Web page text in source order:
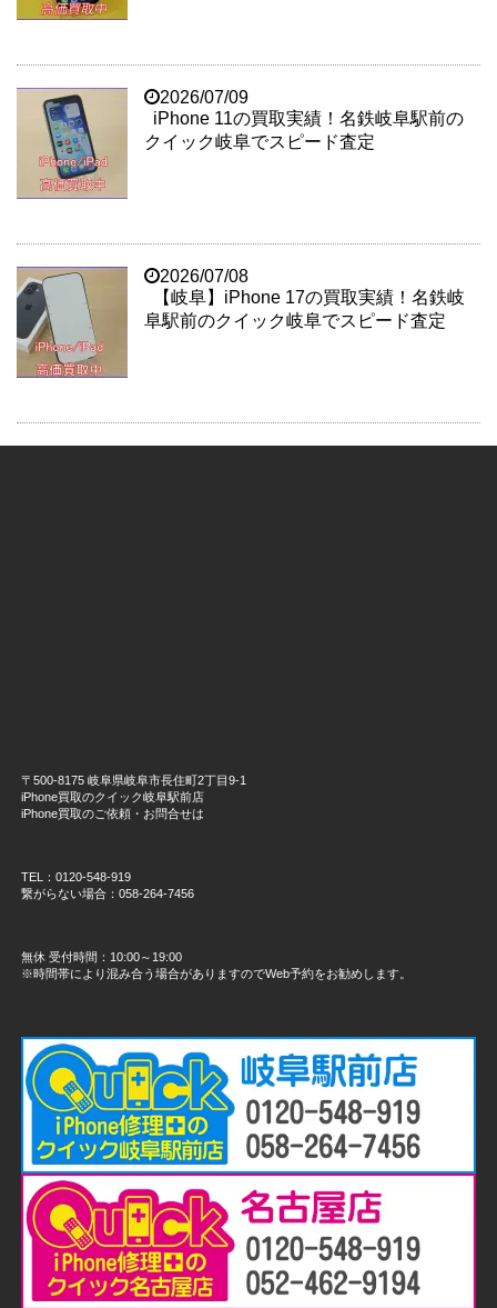
2026/07/09
iPhone 11の買取実績！名鉄岐阜駅前の
クイック岐阜でスピード査定
2026/07/08
【岐阜】iPhone 17の買取実績！名鉄岐
阜駅前のクイック岐阜でスピード査定
〒500-8175 岐阜県岐阜市長住町2丁目9-1
iPhone買取のクイック岐阜駅前店
iPhone買取のご依頼・お問合せは
TEL：0120-548-919
繋がらない場合：058-264-7456
無休 受付時間：10:00～19:00
※時間帯により混み合う場合がありますのでWeb予約をお勧めします。